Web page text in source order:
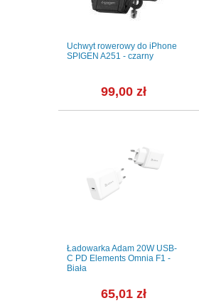
Uchwyt rowerowy do iPhone
SPIGEN A251 - czarny
99,00 zł
Ładowarka Adam 20W USB-
C PD Elements Omnia F1 -
Biała
65,01 zł